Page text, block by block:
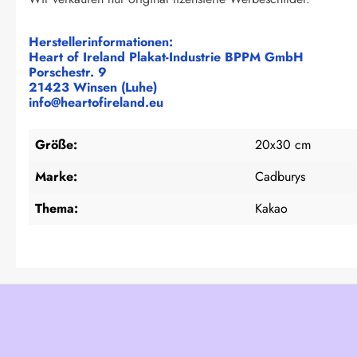
Herstellerinformationen:
Heart of Ireland Plakat-Industrie BPPM GmbH
Porschestr. 9
21423 Winsen (Luhe)
info@heartofireland.eu
Größe:
20x30 cm
Marke:
Cadburys
Thema:
Kakao